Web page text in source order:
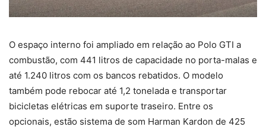
O espaço interno foi ampliado em relação ao Polo GTI a
combustão, com 441 litros de capacidade no porta-malas e
até 1.240 litros com os bancos rebatidos. O modelo
também pode rebocar até 1,2 tonelada e transportar
bicicletas elétricas em suporte traseiro. Entre os
opcionais, estão sistema de som Harman Kardon de 425